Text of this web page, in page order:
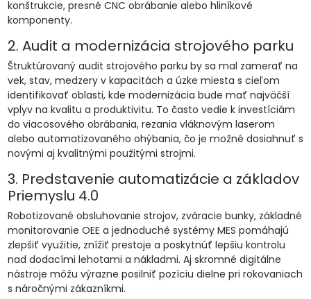
konštrukcie, presné CNC obrábanie alebo hliníkové
komponenty.
2. Audit a modernizácia strojového parku
Štruktúrovaný audit strojového parku by sa mal zamerať na
vek, stav, medzery v kapacitách a úzke miesta s cieľom
identifikovať oblasti, kde modernizácia bude mať najväčší
vplyv na kvalitu a produktivitu. To často vedie k investíciám
do viacosového obrábania, rezania vláknovým laserom
alebo automatizovaného ohýbania, čo je možné dosiahnuť s
novými aj kvalitnými použitými strojmi.
3. Predstavenie automatizácie a základov
Priemyslu 4.0
Robotizované obsluhovanie strojov, zváracie bunky, základné
monitorovanie OEE a jednoduché systémy MES pomáhajú
zlepšiť využitie, znížiť prestoje a poskytnúť lepšiu kontrolu
nad dodacími lehotami a nákladmi. Aj skromné digitálne
nástroje môžu výrazne posilniť pozíciu dielne pri rokovaniach
s náročnými zákazníkmi.